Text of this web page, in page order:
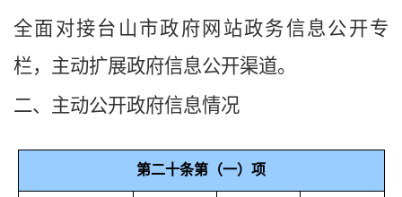
全面对接台山市政府网站政务信息公开专
栏，主动扩展政府信息公开渠道。
二、主动公开政府信息情况
第二十条第（一）项